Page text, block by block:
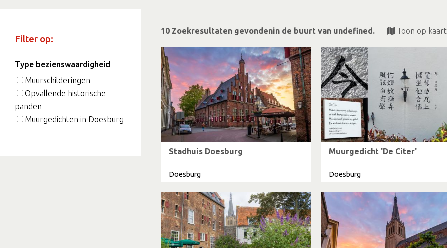
Filter op:
Type bezienswaardigheid
Muurschilderingen
Opvallende historische
panden
Muurgedichten in Doesburg
10 Zoekresultaten gevondenin de buurt van undefined. Toon op kaart
Stadhuis Doesburg
Doesburg
Muurgedicht 'De Citer'
Doesburg